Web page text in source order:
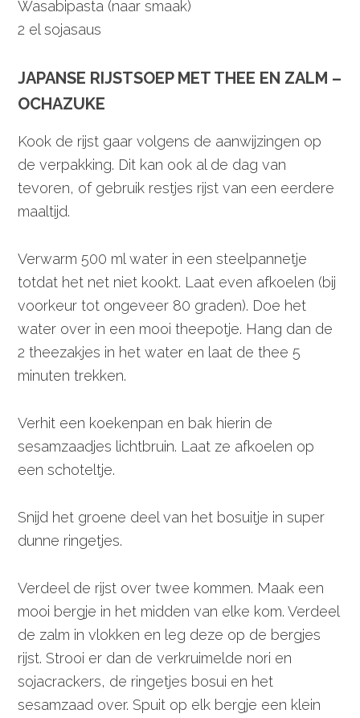
Wasabipasta (naar smaak)
2 el sojasaus
JAPANSE RIJSTSOEP MET THEE EN ZALM –
OCHAZUKE
Kook de rijst gaar volgens de aanwijzingen op
de verpakking. Dit kan ook al de dag van
tevoren, of gebruik restjes rijst van een eerdere
maaltijd.
Verwarm 500 ml water in een steelpannetje
totdat het net niet kookt. Laat even afkoelen (bij
voorkeur tot ongeveer 80 graden). Doe het
water over in een mooi theepotje. Hang dan de
2 theezakjes in het water en laat de thee 5
minuten trekken.
Verhit een koekenpan en bak hierin de
sesamzaadjes lichtbruin. Laat ze afkoelen op
een schoteltje.
Snijd het groene deel van het bosuitje in super
dunne ringetjes.
Verdeel de rijst over twee kommen. Maak een
mooi bergje in het midden van elke kom. Verdeel
de zalm in vlokken en leg deze op de bergjes
rijst. Strooi er dan de verkruimelde nori en
sojacrackers, de ringetjes bosui en het
sesamzaad over. Spuit op elk bergje een klein